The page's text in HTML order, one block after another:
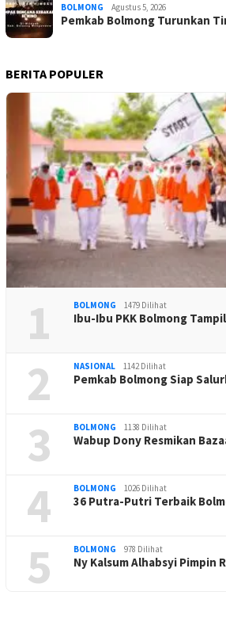
BOLMONG Agustus 5, 2026
Pemkab Bolmong Turunkan
BERITA POPULER
1 BOLMONG 1479 Dilihat
Ibu-Ibu PKK Bolmong
2 NASIONAL 1142 Dilihat
Pemkab Bolmong Siap
3 BOLMONG 1138 Dilihat
Wabup Dony Resmikan
4 BOLMONG 1026 Dilihat
36 Putra-Putri Terbaik
5 BOLMONG 978 Dilihat
Ny Kalsum Alhabsyi Pimpin